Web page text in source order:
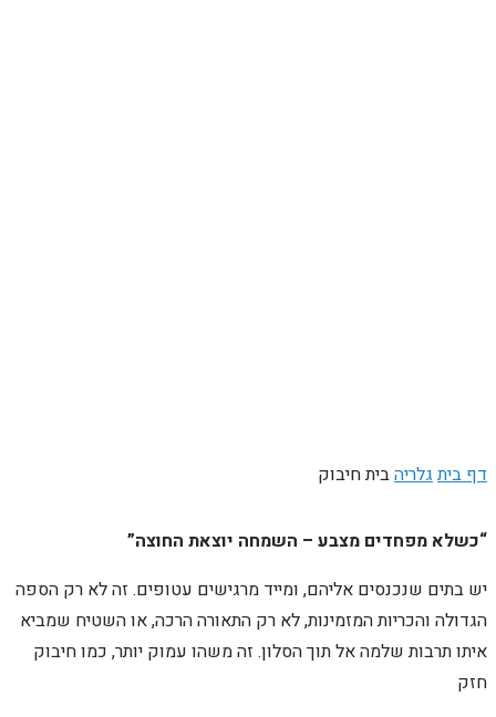
דף ביתגלריהבית חיבוק
“כשלא מפחדים מצבע – השמחה יוצאת החוצה”
יש בתים שנכנסים אליהם, ומייד מרגישים עטופים. זה לא רק הספה
הגדולה והכריות המזמינות, לא רק התאורה הרכה, או השטיח שמביא
איתו תרבות שלמה אל תוך הסלון. זה משהו עמוק יותר, כמו חיבוק
חזק